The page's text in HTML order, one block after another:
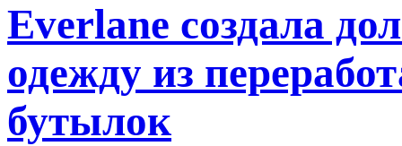
Everlane создала
одежду из
бутылок